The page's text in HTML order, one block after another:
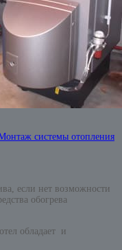
системы отопления
если нет возможности
обогрева
обладает и